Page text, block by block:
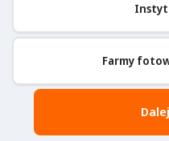
Farmy
Dalej